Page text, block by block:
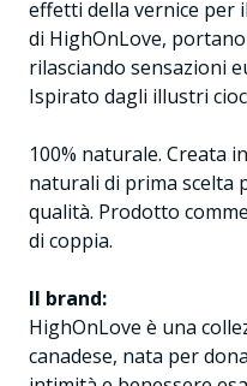
effetti della vernice per
di HighOnLove,
rilasciando sensazioni
Ispirato dagli illustri
100% naturale. Creata
naturali di prima scelta
qualità. Prodotto
di coppia.
Il brand:
HighOnLove è una
canadese, nata per